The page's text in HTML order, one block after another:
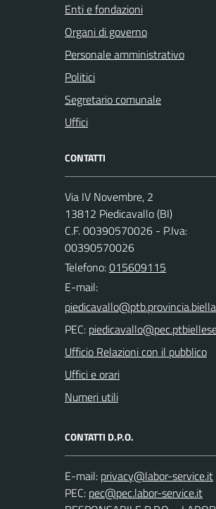
Enti e fondazioni
Organi di governo
Personale amministrativo
Politici
Segretario comunale
Uffici
CONTATTI
Via IV Novembre, 2
13812 Piedicavallo (BI)
C.F. 00390570026 - P.Iva:
00390570026
Telefono:015609115
E-mail:
PEC:
Ufficio Relazioni con il pubblico
Uffici e orari
Numeri utili
CONTATTI D.P.O.
E-mail:
PEC: